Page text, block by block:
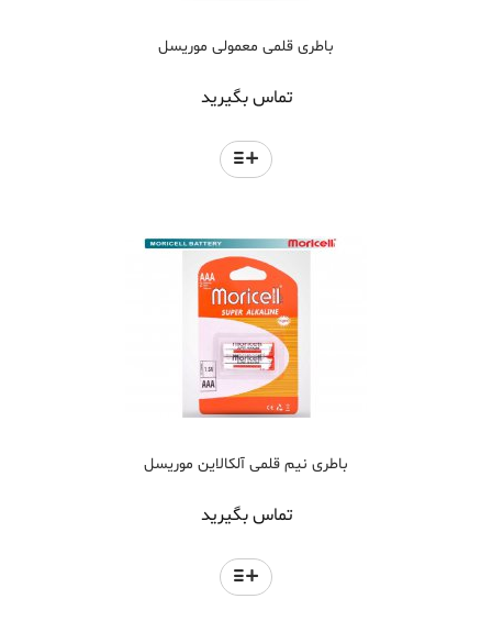
باطری قلمی معمولی موریسل
تماس بگیرید
باطری نیم قلمی آلکالاین موریسل
تماس بگیرید